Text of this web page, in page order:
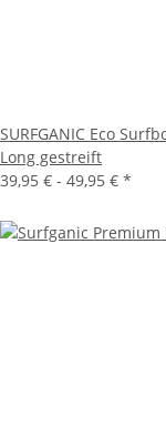
SURFGANIC Eco
Long gestreift
39,95 € - 49,95 € *